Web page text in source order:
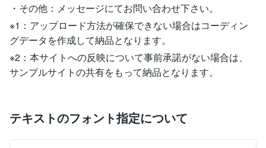
・その他：メッセージにてお問い合わせ下さい。
※1：アップロード方法が確保できない場合はコーディン
グデータを作成して納品となります。
※2：本サイトへの反映について事前承諾がない場合は、
サンプルサイトの共有をもって納品となります。
テキストのフォント指定について